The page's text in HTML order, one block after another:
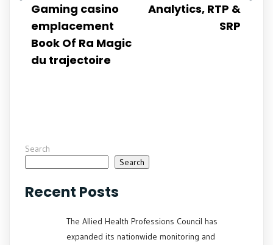
Gaming casino
emplacement
Book Of Ra Magic
du trajectoire
Analytics, RTP &
SRP
Search
Search
Recent Posts
The Allied Health Professions Council has
expanded its nationwide monitoring and